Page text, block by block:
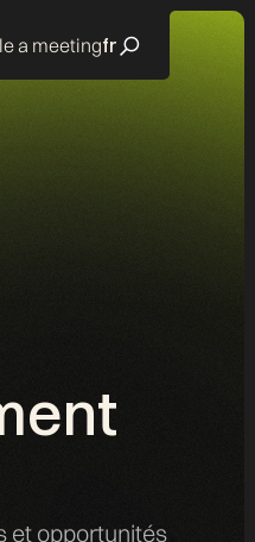
a meetingfr
et opportunités